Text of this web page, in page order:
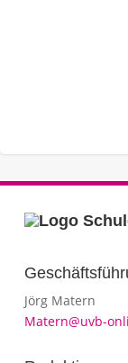
Jörg Matern
Matern@uvb-